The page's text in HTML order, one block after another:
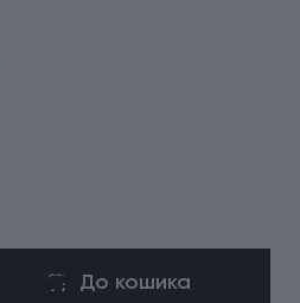
До кошика